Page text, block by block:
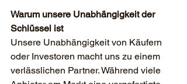
Warum unsere Unabhängigkeit der
Schlüssel ist
Unsere Unabhängigkeit von Käufern
oder Investoren macht uns zu einem
verlässlichen Partner. Während viele